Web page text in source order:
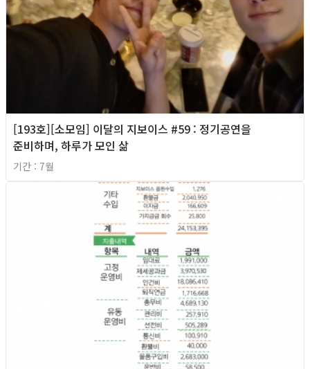
[193호][소모임] 이달의 지보이스 #59 : 정기공연을
준비하며, 하루가 모인 삶
기간 : 7월